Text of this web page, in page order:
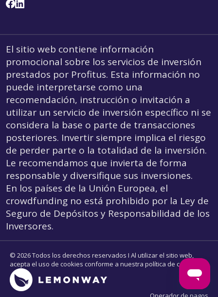
El sitio web contiene información
promocional sobre los servicios de inversión
prestados por Profitus. Esta información no
puede interpretarse como una
recomendación, instrucción o invitación a
utilizar un servicio de inversión específico ni se
considera la base o parte de transacciones
posteriores. Invertir siempre implica el riesgo
de perder parte o la totalidad de la inversión.
Le recomendamos que invierta de forma
responsable y diversifique sus inversiones.
En los países de la Unión Europea, el
crowdfunding no está prohibido por la Ley de
Seguro de Depósitos y Responsabilidad de los
Inversores.
© 2026 Todos los derechos reservados I Al utilizar el sitio web,
acepta el uso de cookies conforme a nuestra política de cookies.